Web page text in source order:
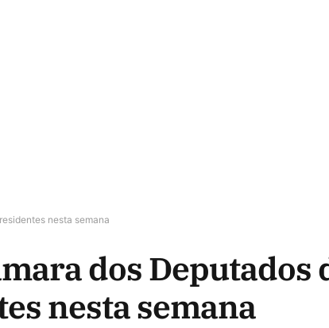
nesta semana
dos Deputados
nesta semana